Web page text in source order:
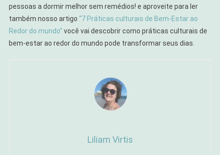
pessoas a dormir melhor sem remédios! e aproveite para ler
também nosso artigo “7 Práticas culturais de Bem-Estar ao
Redor do mundo” você vai descobrir como práticas culturais de
bem-estar ao redor do mundo pode transformar seus dias.
Liliam Virtis